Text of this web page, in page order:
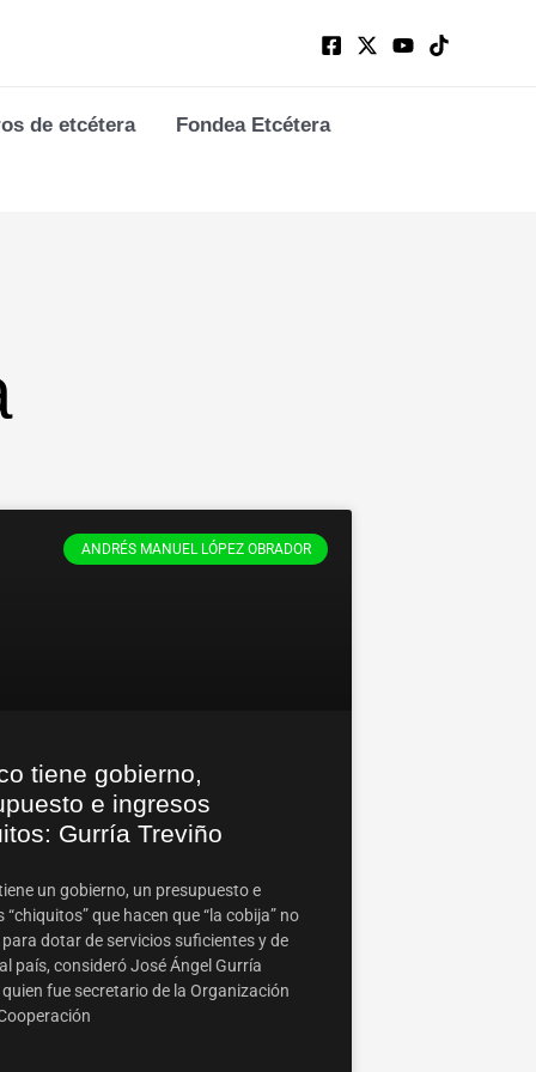
de etcétera Fondea Etcétera
ANDRÉS MANUEL LÓPEZ OBRADOR
tiene gobierno,
e ingresos
Gurría Treviño
un gobierno, un presupuesto e
“chiquitos” que hacen que “la cobija” no
dotar de servicios suficientes y de
país, consideró José Ángel Gurría
quien fue secretario de la Organización